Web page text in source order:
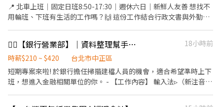
區，主要區域為： 煮麵區、滷味切盤區 薪資待遇 培訓期基本時薪
200 元。 通過基本訓練、適合店內工作節奏後，依工作能力、出勤
～250 元，實際收入依工作表現、出勤狀況、排班配合及店內考核
結果核發。 可穩定獨立站區、滷味切盤熟練、配合度佳者，每小時
常，能配合現場分工。 到職後會有基本訓練與簡易考核，主要看出
勤、態度、速度、責任感與配合度。 未達基本工作要求者，會依實
際狀況調整工作內容、工作區域或排班安排；如經評估不適合店內
📍 北車上班｜固定日班8:50-17:30｜週休六日｜新鮮人友善 想找不
用輪班、下班有生活的工作嗎？🙌 這份工作結合行政文書與外勤跑
管機關、國稅局、簽證機構 ✅ 協助行政文書及主管交辦事項 🎁 福利
超加分 薪：＄34,000 🍱 伙食津貼$3,000 🛵 外勤津貼$1,200 🎂 生
日禮金 🎉 三節禮金／禮品 🍽️ 年終尾牙 ✈️ 旅遊補助 💰 年終獎金 ⏰
上班資訊 📅 週一～週五 8:50－17:30 📍 台北市中正區重慶南路一段
❤️‍🔥【銀行營業部】｜資料整理幫手🤩#金融業機會 #2026/8/17-11/6
18小時前
時薪$210 ~ $420
台北市中正區
短期專案來啦! 於銀行擔任掃描建檔人員的機會，適合希望準時上下
班，想進入金融相關單位的你。 - 【工作內容】 輸入法▹（新注音/